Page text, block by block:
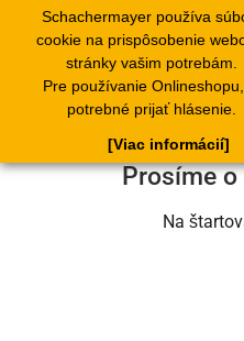
Schachermayer používa
cookie na prispôsobenie
stránky vašim potrebám.
Pre používanie
potrebné prijať hlásenie.
[Viac informácií]
Ľutujeme, ale
Náš servisný
Prosíme
Na